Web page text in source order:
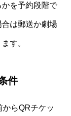
を予約段階で
は郵送か劇場
す。
件
らQRチケッ